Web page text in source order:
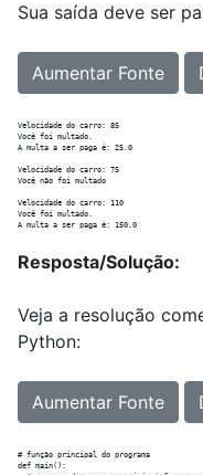
Sua saída deve ser
Aumentar Fonte
Velocidade do carro: 85
Você foi multado.
A multa a ser paga é: 25.0
Velocidade do carro: 75
Você não foi multado
Velocidade do carro: 110
Você foi multado.
Resposta/Solução:
Veja a resolução
Python:
Aumentar Fonte
# função principal do programa
def main():